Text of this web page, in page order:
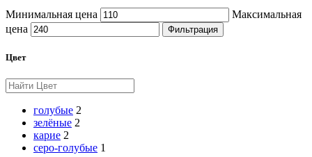
Минимальная цена
Максимальная
цена
Фильтрация
Цвет
голубые 2
зелёные 2
карие 2
серо-голубые 1